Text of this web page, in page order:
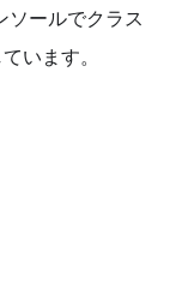
ールでクラス
います。